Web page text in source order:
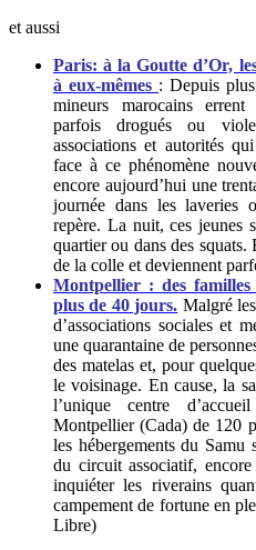
et aussi
Paris: à la Goutte d’Or,
à eux-mêmes : Depuis
mineurs marocains
parfois drogués ou
associations et autorités
face à ce phénomène
encore aujourd’hui une
journée dans les laveries
repère. La nuit, ces jeunes
quartier ou dans des
de la colle et deviennent
Montpellier : des
plus de 40 jours. Malgré
d’associations sociales et
une quarantaine de
des matelas et, pour
le voisinage. En cause, la
l’unique centre
Montpellier (Cada) de 120
les hébergements du Samu
du circuit associatif,
inquiéter les riverains
campement de fortune en
Libre)